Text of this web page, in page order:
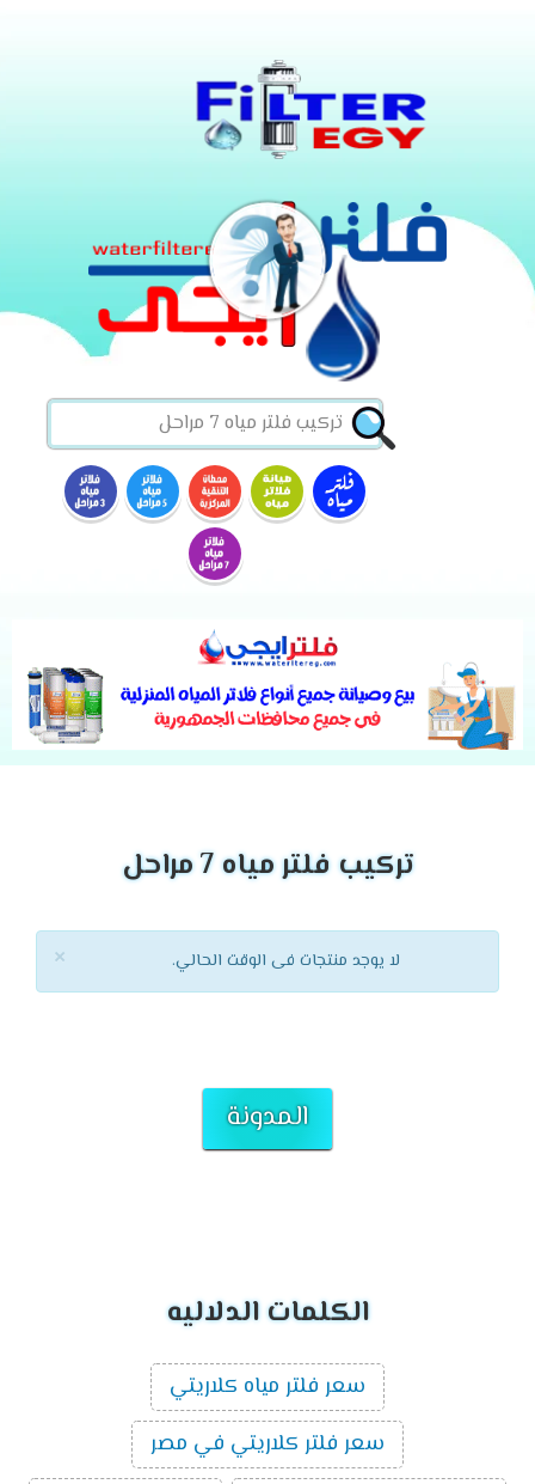
تركيب فلتر مياه 7 مراحل
× لا يوجد منتجات فى الوقت الحالي.
المدونة
الكلمات الدلاليه
سعر فلتر مياه كلاريتي
سعر فلتر كلاريتي في مصر